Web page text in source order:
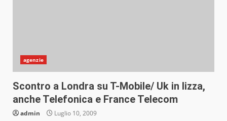
agenzie
Scontro a Londra su T-Mobile/ Uk in lizza,
anche Telefonica e France Telecom
admin Luglio 10, 2009